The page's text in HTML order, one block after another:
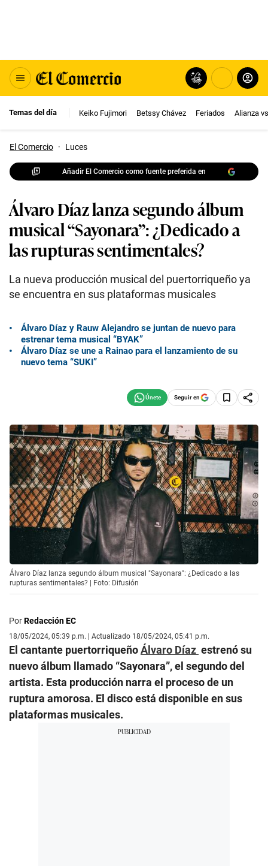
Temas del día Keiko Fujimori Betssy Chávez Feriados Alianza
El Comercio · Luces
Añadir El Comercio como fuente preferida en
Álvaro Díaz lanza segundo álbum
musical “Sayonara”: ¿Dedicado a
las rupturas sentimentales?
La nueva producción musical del puertorriqueño ya
se encuentra en sus plataformas musicales
Álvaro Díaz y Rauw Alejandro se juntan de nuevo para
estrenar tema musical “BYAK”
Álvaro Díaz se une a Rainao para el lanzamiento de su
nuevo tema “SUKI”
Seguir en
Álvaro Díaz lanza segundo álbum musical "Sayonara": ¿Dedicado a las
rupturas sentimentales? | Foto: Difusión
PorRedacción EC
18/05/2024, 05:39 p.m. | Actualizado 18/05/2024, 05:41 p.m.
El cantante puertorriqueñoÁlvaro Díaz estrenó su
nuevo álbum llamado “Sayonara”, el segundo del
artista. Esta producción narra el proceso de un
ruptura amorosa. El disco está disponible en sus
plataformas musicales.